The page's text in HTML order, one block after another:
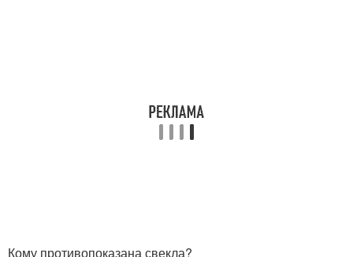
Кому противопоказана свекла?